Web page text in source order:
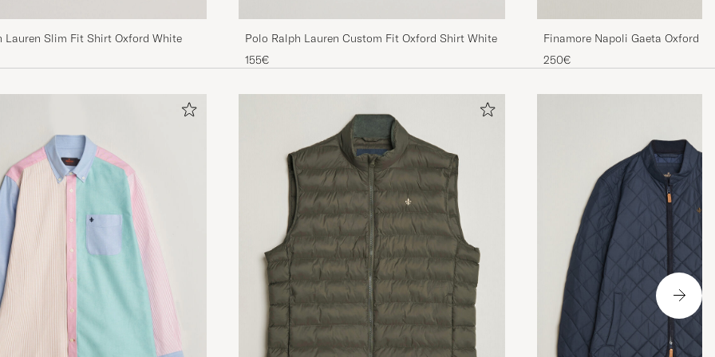
Lauren Slim Fit Shirt Oxford White
Polo Ralph Lauren Custom Fit Oxford Shirt White
155€
Finamore Napoli Gaeta Oxford
White
250€